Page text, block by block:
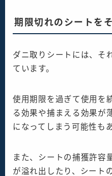
期限切れのシートを
ダニ取りシートには、そ
ています。
使用期限を過ぎて使用を
る効果や捕まえる効果が
になってしまう可能性も
また、シートの捕獲許容
が溢れ出したり、シート